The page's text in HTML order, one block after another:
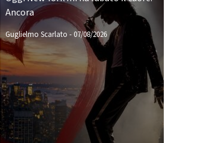
Ancora
Guglielmo Scarlato -07/08/2026